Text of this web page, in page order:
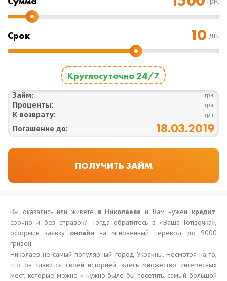
Срок дн.
Круглосуточно 24/7
Займ: грн.
Проценты: грн.
К возврату: грн.
Погашение до: 18.03.2019
Вы оказались или живете в Николаеве и Вам нужен кредит,
срочно и без справок? Тогда обратитесь в «Ваша Готівочка»,
оформив заявку онлайн на мгновенный перевод до 9000
гривен.
Николаев не самый популярный город Украины. Несмотря на то,
что он славится своей историей, здесь множество интересных
мест, которые можно и нужно было бы посетить, самый большой